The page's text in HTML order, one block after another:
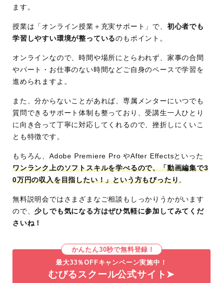
サポート
め
フリーランスに興味のある方
趣味から仕事にステップアッ
ます。
授業は「オンライン授業＋充実サポート」で、 初心者でも
学習しやすい環境が整っているのもポイント。
オンラインなので、時間や場所にとらわれず、家事の合間
やパート・お仕事のない時間などご自身のペースで学習を
進められますよ。
また、分からないことがあれば、専属メンターにいつでも
質問できるサポート体制も整っており、受講生一人ひとり
に向き合って丁寧に対応してくれるので、挫折しにくいこ
とも特徴です。
もちろん、Adobe Premiere Pro やAfter Effectsといった
ワンランク上のソフトスキルを学べるので、「動画編集で3
0万円の収入を目指したい！」という方もぴったり。
無料説明会ではさまざまなご相談もしっかりうかがいます
ので、少しでも気になる方はぜひ気軽に参加してみてくだ
さいね！
かんたん30秒で無料登録！
最大33％OFFキャンペーン実施中！
むびるスクール公式サイト➤